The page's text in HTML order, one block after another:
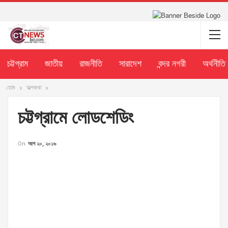
চট্টগ্রাম জাতীয় রাজনীতি সারাদেশ বন্দর নগরী অর্থনীতি
হোম অল্পকথা
চট্টগ্রামে লোডশেডিং
On আগ ২০, ২০১৬